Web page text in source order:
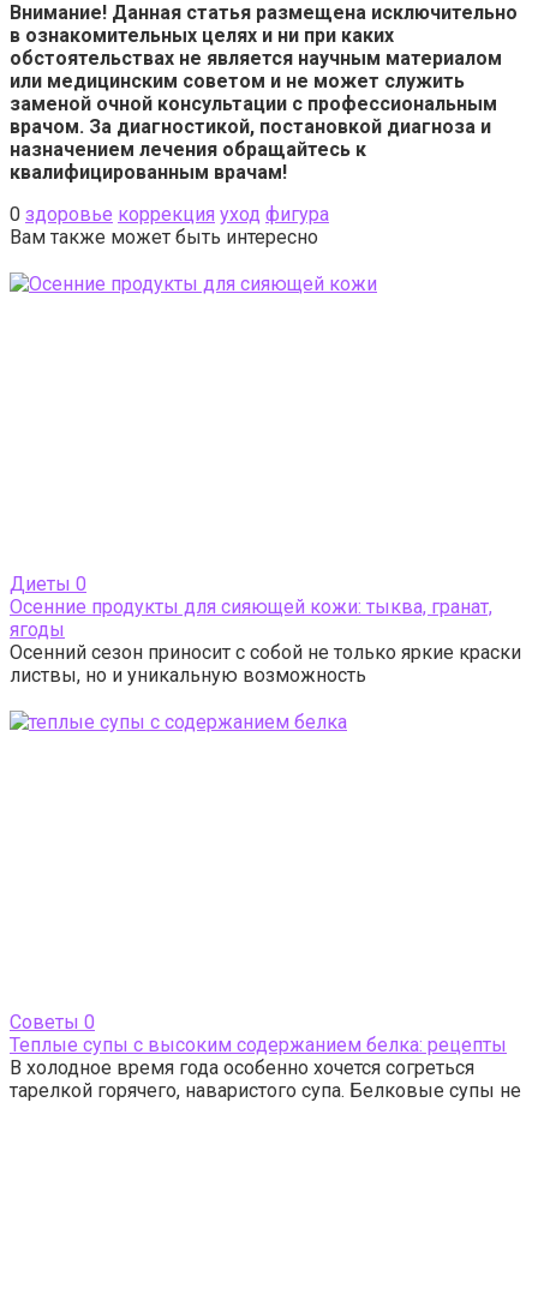
Внимание! Данная статья размещена исключительно
в ознакомительных целях и ни при каких
обстоятельствах не является научным материалом
или медицинским советом и не может служить
заменой очной консультации с профессиональным
врачом. За диагностикой, постановкой диагноза и
назначением лечения обращайтесь к
квалифицированным врачам!
0 здоровье коррекция уход фигура
Вам также может быть интересно
Диеты 0
Осенние продукты для сияющей кожи: тыква, гранат,
ягоды
Осенний сезон приносит с собой не только яркие краски
листвы, но и уникальную возможность
Cоветы 0
Теплые супы с высоким содержанием белка: рецепты
В холодное время года особенно хочется согреться
тарелкой горячего, наваристого супа. Белковые супы не